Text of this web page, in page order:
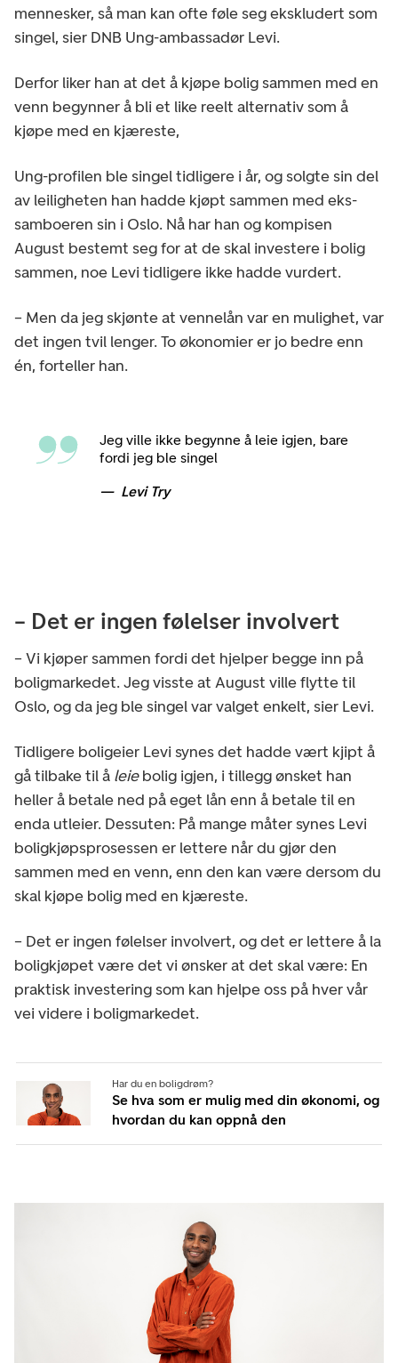
mennesker, så man kan ofte føle seg ekskludert som
singel, sier DNB Ung-ambassadør Levi.
Derfor liker han at det å kjøpe bolig sammen med en
venn begynner å bli et like reelt alternativ som å
kjøpe med en kjæreste,
Ung-profilen ble singel tidligere i år, og solgte sin del
av leiligheten han hadde kjøpt sammen med eks-
samboeren sin i Oslo. Nå har han og kompisen
August bestemt seg for at de skal investere i bolig
sammen, noe Levi tidligere ikke hadde vurdert.
– Men da jeg skjønte at vennelån var en mulighet, var
det ingen tvil lenger. To økonomier er jo bedre enn
én, forteller han.
Jeg ville ikke begynne å leie igjen, bare
fordi jeg ble singel
Levi Try
– Det er ingen følelser involvert
– Vi kjøper sammen fordi det hjelper begge inn på
boligmarkedet. Jeg visste at August ville flytte til
Oslo, og da jeg ble singel var valget enkelt, sier Levi.
Tidligere boligeier Levi synes det hadde vært kjipt å
gå tilbake til å leiebolig igjen, i tillegg ønsket han
heller å betale ned på eget lån enn å betale til en
enda utleier. Dessuten: På mange måter synes Levi
boligkjøpsprosessen er lettere når du gjør den
sammen med en venn, enn den kan være dersom du
skal kjøpe bolig med en kjæreste.
– Det er ingen følelser involvert, og det er lettere å la
boligkjøpet være det vi ønsker at det skal være: En
praktisk investering som kan hjelpe oss på hver vår
vei videre i boligmarkedet.
Har du en boligdrøm?
Se hva som er mulig med din økonomi, og
hvordan du kan oppnå den